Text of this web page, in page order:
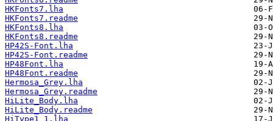
HKFonts7.lha
HKFonts7.readme
HKFonts8.lha
HKFonts8.readme
HP42S-Font.lha
HP42S-Font.readme
HP48Font.lha
HP48Font.readme
Hermosa_Grey.lha
Hermosa_Grey.readme
HiLite_Body.lha
HiLite_Body.readme
HiType1_1.lha